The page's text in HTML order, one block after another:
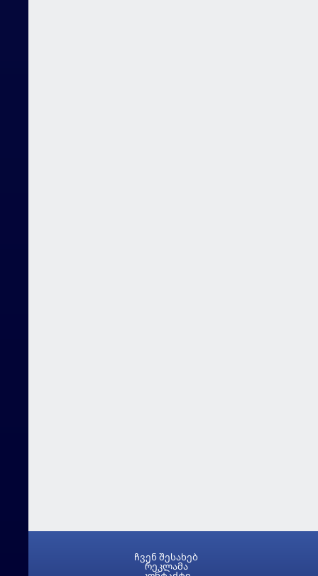
ჩვენ შესახებ
რეკლამა